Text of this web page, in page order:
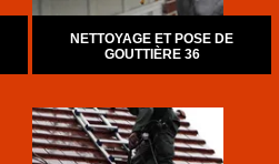
NETTOYAGE ET POSE DE
GOUTTIÈRE 36